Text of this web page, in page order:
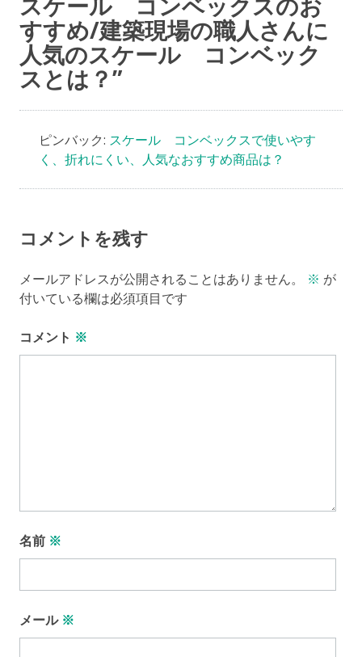
すすめ/建築現場の職人さんに
人気のスケール コンベック
スとは？”
ピンバック: スケール コンベックスで使いやす
く、折れにくい、人気なおすすめ商品は？
コメントを残す
メールアドレスが公開されることはありません。 ※ が
付いている欄は必須項目です
コメント ※
名前 ※
メール ※